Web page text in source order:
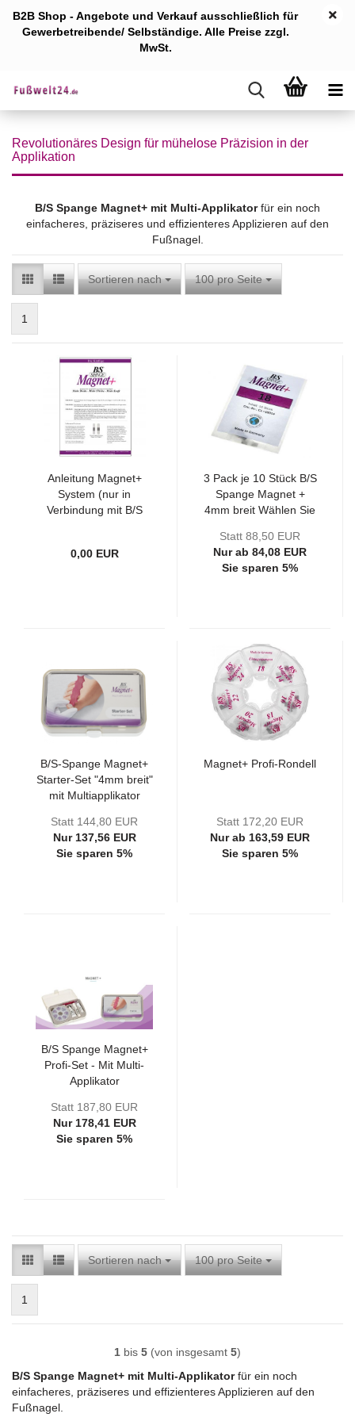
B2B Shop - Angebote und Verkauf ausschließlich für
Gewerbetreibende/ Selbständige. Alle Preise zzgl.
MwSt.
Revolutionäres Design für mühelose Präzision in der
Applikation
B/S Spange Magnet+ mit Multi-Applikatorfür ein noch
einfacheres, präziseres und effizienteres Applizieren auf den
Fußnagel.
Sortieren nach
Sortieren nach 100 pro Seite
pro Seite
1
Anleitung Magnet+
System (nur in
Verbindung mit B/S
0,00 EUR
3 Pack je 10 Stück B/S
Spange Magnet +
4mm breit Wählen Sie
Statt 88,50 EUR
Nur ab 84,08 EUR
Sie sparen 5%
B/S-Spange Magnet+
Starter-Set "4mm breit"
mit Multiapplikator
Statt 144,80 EUR
Nur 137,56 EUR
Sie sparen 5%
Magnet+ Profi-Rondell
Statt 172,20 EUR
Nur ab 163,59 EUR
Sie sparen 5%
B/S Spange Magnet+
Profi-Set - Mit Multi-
Applikator
Statt 187,80 EUR
Nur 178,41 EUR
Sie sparen 5%
Sortieren nach
Sortieren nach 100 pro Seite
pro Seite
1
1 bis 5 (von insgesamt 5)
B/S Spange Magnet+ mit Multi-Applikatorfür ein noch
einfacheres, präziseres und effizienteres Applizieren auf den
Fußnagel.